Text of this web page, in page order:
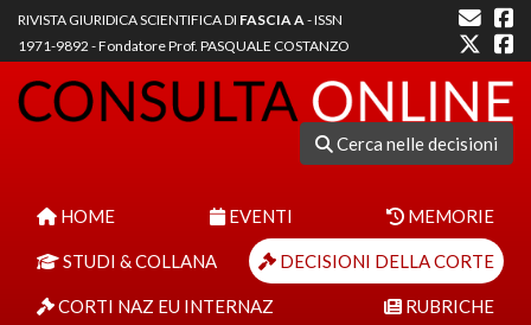
RIVISTA GIURIDICA SCIENTIFICA DI FASCIA A- ISSN
1971-9892 - Fondatore Prof. PASQUALE COSTANZO
Cerca nelle decisioni
HOME EVENTI MEMORIE
STUDI & COLLANA DECISIONI DELLA CORTE
CORTI NAZ EU INTERNAZ RUBRICHE